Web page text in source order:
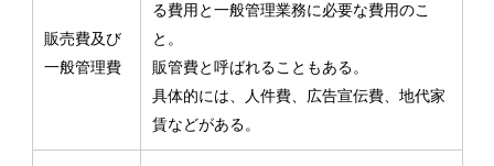
販売費及び
一般管理費
る費用と一般管理業務に必要な費用のこ
と。
販管費と呼ばれることもある。
具体的には、人件費、広告宣伝費、地代家
賃などがある。